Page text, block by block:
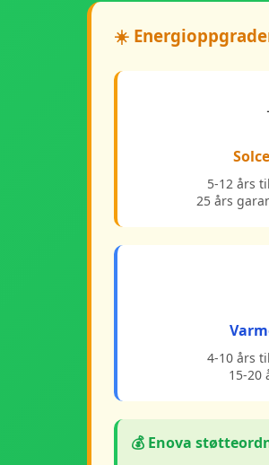
☀️
5-12 års
25 års
4-10 års
15-20
💰 Enova